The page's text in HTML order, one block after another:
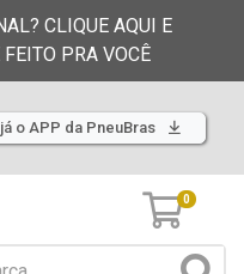
CLIQUE AQUI E
PRA VOCÊ
o APP da PneuBras
0